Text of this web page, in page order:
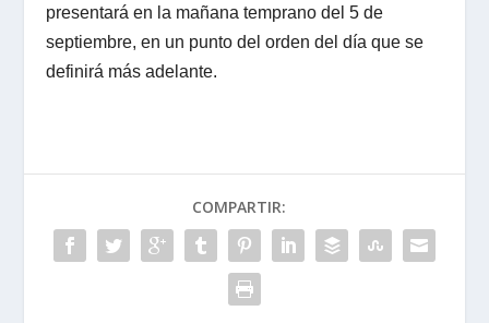
presentará en la mañana temprano del 5 de
septiembre, en un punto del orden del día que se
definirá más adelante.
COMPARTIR: